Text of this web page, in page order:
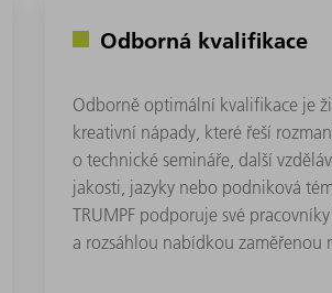
Odborná kvalifikace
Odborně optimální kvalifikace je
kreativní nápady, které řeší
o technické semináře, další
jakosti, jazyky nebo podniková
TRUMPF podporuje své
a rozsáhlou nabídkou zaměřenou